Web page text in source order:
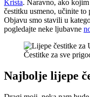
Krista. Naravno, ako
čestitku usmeno, učinite to
Objavu smo stavili u
pogledajte neke ljubavne
Čestitke za sve
Najbolje lijepe